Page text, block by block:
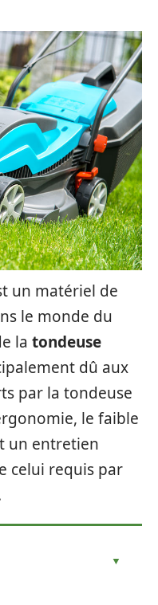
un matériel de
le monde du
la tondeuse
dû aux
par la tondeuse
le faible
un entretien
celui requis par